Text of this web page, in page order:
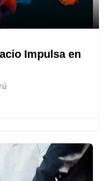
Impulsa en